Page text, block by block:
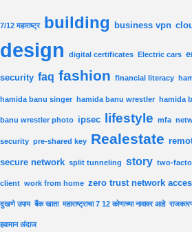
7/12 महाराष्ट्र building business vpn
design digital certificates Electric cars
security faq fashion financial literacy
hamida banu singer hamida banu wrestler hamida
banu wrestler photo ipsec lifestyle mfa
security pre-shared key Realestate
secure network split tunneling story two-
client work from home zero trust network
दुखणे उपाय बैंक खाता महाराष्ट्राचा 7 12 कोणाच्या नावावर आहे
हवामान अंदाज